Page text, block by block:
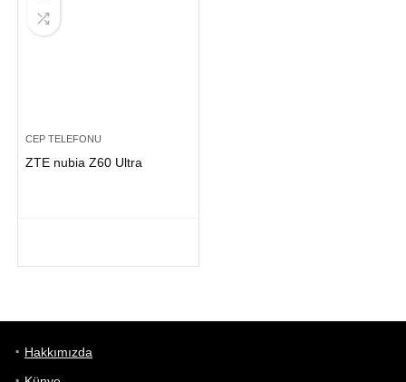
CEP TELEFONU
ZTE nubia Z60 Ultra
Hakkımızda